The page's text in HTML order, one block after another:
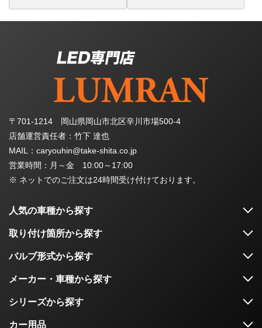
〒701-1214 岡山県岡山市北区辛川市場500-4
店舗運営責任者：竹下 達也
MAIL：caryouhin@take-shita.co.jp
営業時間：月～金 10:00～17:00
※ ネットでのご注文は24時間受け付けております。
人気の車種から探す
取り付け箇所から探す
バルブ形式から探す
メーカー・車種から探す
シリーズから探す
カー用品